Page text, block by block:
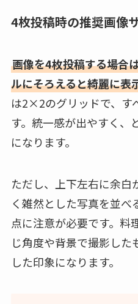
4枚投稿時の推奨画像
画像を4枚投稿する場
ルにそろえると綺麗に表
は2×2のグリッドで、す
す。統一感が出やすく、
になります。
ただし、上下左右に余白
く雑然とした写真を並べ
点に注意が必要です。料
じ角度や背景で撮影した
した印象になります。